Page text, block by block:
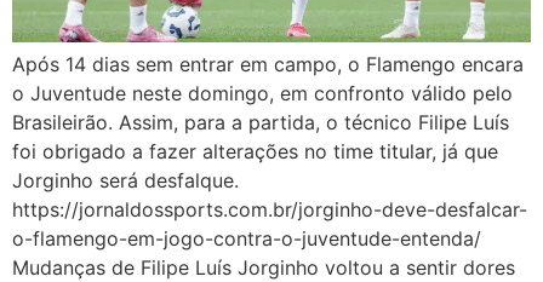
Após 14 dias sem entrar em campo, o Flamengo encara
o Juventude neste domingo, em confronto válido pelo
Brasileirão. Assim, para a partida, o técnico Filipe Luís
foi obrigado a fazer alterações no time titular, já que
Jorginho será desfalque.
https://jornaldossports.com.br/jorginho-deve-desfalcar-
o-flamengo-em-jogo-contra-o-juventude-entenda/
Mudanças de Filipe Luís Jorginho voltou a sentir dores